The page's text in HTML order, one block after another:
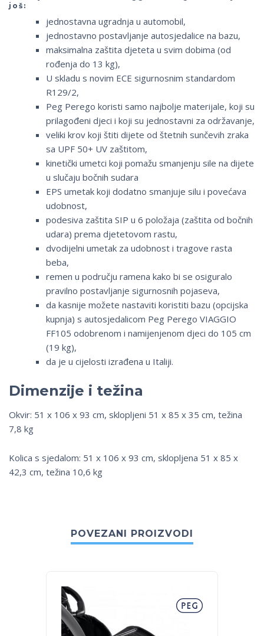
još:
jednostavna ugradnja u automobil,
jednostavno postavljanje autosjedalice na bazu,
maksimalna zaštita djeteta u svim dobima (od
rođenja do 13 kg),
U skladu s novim ECE sigurnosnim standardom
R129/2,
Peg Perego koristi samo najbolje materijale, koji su
prilagođeni djeci i koji su jednostavni za održavanje,
veliki krov koji štiti dijete od štetnih sunčevih zraka
sa UPF 50+ UV zaštitom,
kinetički umetci koji pomažu smanjenju sile na dijete
u slučaju bočnih sudara
EPS umetak koji dodatno smanjuje silu i povećava
udobnost,
podesiva zaštita SIP u 6 položaja (zaštita od bočnih
udara) prema djetetovom rastu,
dvodijelni umetak za udobnost i tragove rasta
beba,
remen u području ramena kako bi se osiguralo
pravilno postavljanje sigurnosnih pojaseva,
da kasnije možete nastaviti koristiti bazu (opcijska
kupnja) s autosjedalicom Peg Perego VIAGGIO
FF105 odobrenom i namijenjenom djeci do 105 cm
(19 kg),
da je u cijelosti izrađena u Italiji.
Dimenzije i težina
Okvir: 51 x 106 x 93 cm, sklopljeni 51 x 85 x 35 cm, težina
7,8 kg
Kolica s sjedalom: 51 x 106 x 93 cm, sklopljena 51 x 85 x
42,3 cm, težina 10,6 kg
POVEZANI PROIZVODI